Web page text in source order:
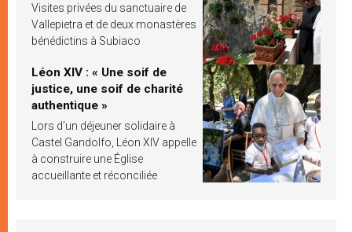
Visites privées du sanctuaire de
Vallepietra et de deux monastères
bénédictins à Subiaco
Léon XIV : « Une soif de
justice, une soif de charité
authentique »
Lors d’un déjeuner solidaire à
Castel Gandolfo, Léon XIV appelle
à construire une Église
accueillante et réconciliée